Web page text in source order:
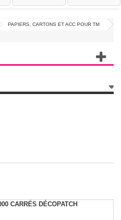
PAPIERS, CARTONS ET ACC POUR TM
CARRÉS DÉCOPATCH